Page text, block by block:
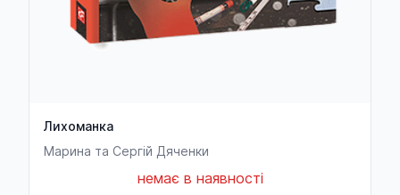
Лихоманка
Марина та Сергій Дяченки
немає в наявності